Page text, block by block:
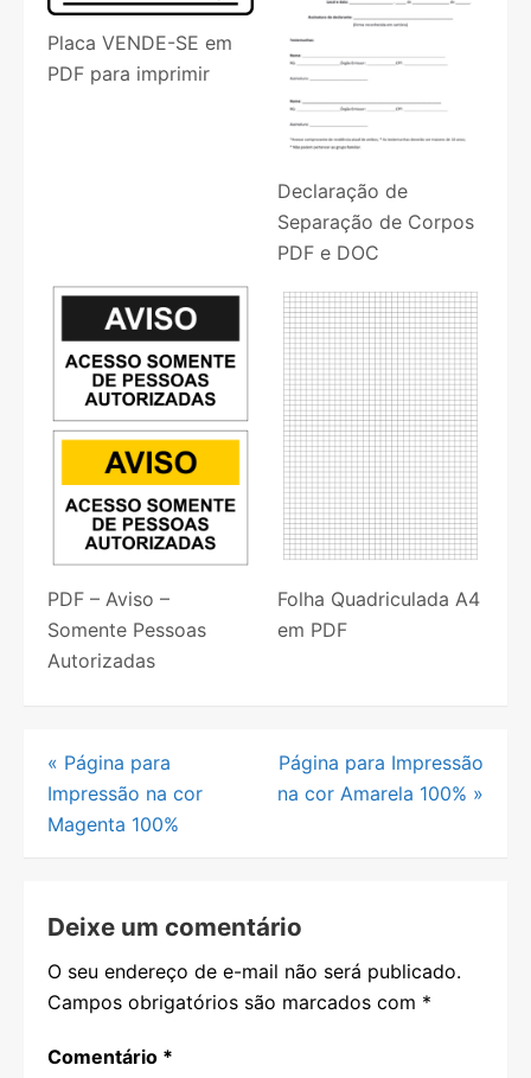
Placa VENDE-SE em
PDF para imprimir
Declaração de
Separação de Corpos
PDF e DOC
PDF – Aviso –
Somente Pessoas
Autorizadas
Folha Quadriculada A4
em PDF
Navegação
de
« Página para
Impressão na cor
Magenta 100%
Página para Impressão
na cor Amarela 100% »
Deixe um comentário
O seu endereço de e-mail não será publicado.
Campos obrigatórios são marcados com *
Comentário *